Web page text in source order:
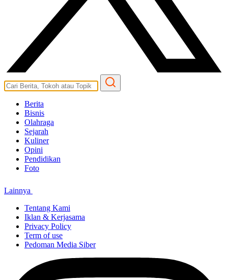
Berita
Bisnis
Olahraga
Sejarah
Kuliner
Opini
Pendidikan
Foto
Lainnya
Tentang Kami
Iklan & Kerjasama
Privacy Policy
Term of use
Pedoman Media Siber